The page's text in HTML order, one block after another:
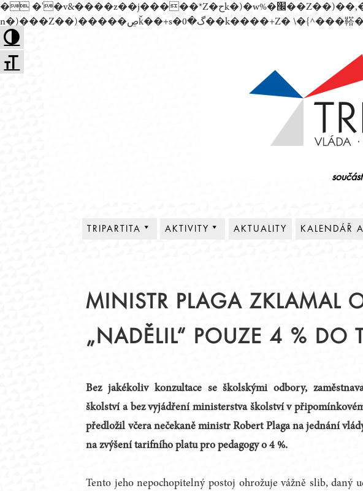
Toggle High Contrast
Toggle Font size
� �'�v&����z��j�����*Z�حk�)�w%�׬��Z��)��,���jwez�a��گ�0��k����+Z� \�{^��溙
Přejít
k
obsahu
TRIPARTITA
JEDNACÍ ŘÁD
ČLENOVÉ
ZAHRANIČNÍ PARTNEŘI
AKTIVITY
PRACOVNÍ TÝMY
KRAJSKÉ RADY
AKTUALITY KALENDÁŘ
MINISTR PLAGA ZKLAMAL
„NADĚLIL“ POUZE 4 % DO
Bez jakékoliv konzultace se školskými odbory,
školství a bez vyjádření ministerstva školství v
předložil včera nečekaně ministr Robert Plaga na jednání
na zvýšení tarifního platu pro pedagogy o 4 %.
Tento jeho nepochopitelný postoj ohrožuje vážně slib, daný